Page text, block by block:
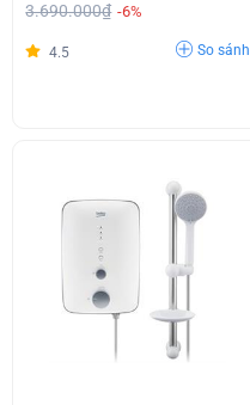
3.690.000₫ -6%
4.5 So sánh